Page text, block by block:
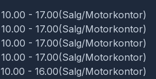
10.00 - 17.00(Salg/Motorkontor)
10.00 - 17.00(Salg/Motorkontor)
10.00 - 17.00(Salg/Motorkontor)
10.00 - 17.00(Salg/Motorkontor)
10.00 - 16.00(Salg/Motorkontor)